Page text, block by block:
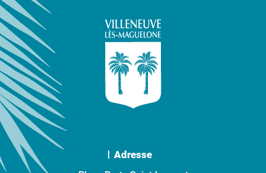
Adresse